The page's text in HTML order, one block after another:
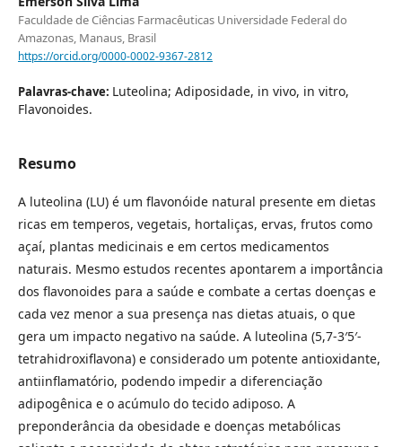
Faculdade de Ciências Farmacêuticas Universidade Federal do
Amazonas, Manaus, Brasil
https://orcid.org/0000-0002-9367-2812
Palavras-chave: Luteolina; Adiposidade, in vivo, in vitro,
Flavonoides.
Resumo
A luteolina (LU) é um flavonóide natural presente em dietas
ricas em temperos, vegetais, hortaliças, ervas, frutos como
açaí, plantas medicinais e em certos medicamentos
naturais. Mesmo estudos recentes apontarem a importância
dos flavonoides para a saúde e combate a certas doenças e
cada vez menor a sua presença nas dietas atuais, o que
gera um impacto negativo na saúde. A luteolina (5,7-3′5′-
tetrahidroxiflavona) e considerado um potente antioxidante,
antiinflamatório, podendo impedir a diferenciação
adipogênica e o acúmulo do tecido adiposo. A
preponderância da obesidade e doenças metabólicas